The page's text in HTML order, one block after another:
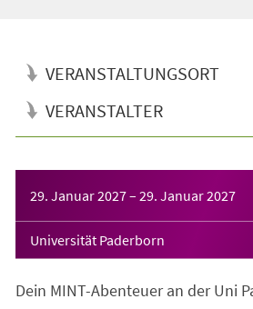
VERANSTALTUNGSORT
VERANSTALTER
29. Januar 2027– 29. Januar 2027
Universität Paderborn
Dein MINT-Abenteuer an der Uni